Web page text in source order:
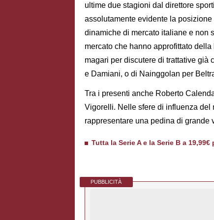
ultime due stagioni dal direttore
assolutamente evidente la
dinamiche di mercato italiane e non
mercato che hanno approfittato
magari per discutere di trattative già
e Damiani, o di Nainggolan per
Tra i presenti anche Roberto
Vigorelli. Nelle sfere di influenza del
rappresentare una pedina di grande
Tutta la Serie A e la Serie B a
PUBBLICITÀ